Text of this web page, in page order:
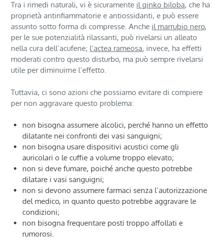
Tra i rimedi naturali, vi è sicuramente il ginko biloba, che ha
proprietà antinfiammatorie e antiossidanti, e può essere
assunto sotto forma di compresse. Anche il marrubio nero,
per le sue potenzialità rilassanti, può rivelarsi un alleato
nella cura dell’acufene; l’actea rameosa, invece, ha effetti
moderati contro questo disturbo, ma può sempre rivelarsi
utile per diminuirne l’effetto.
Tuttavia, ci sono azioni che possiamo evitare di compiere
per non aggravare questo problema:
non bisogna assumere alcolici, perché hanno un effetto
dilatante nei confronti dei vasi sanguigni;
non bisogna usare dispositivi acustici come gli
auricolari o le cuffie a volume troppo elevato;
non si deve fumare, poiché anche questo potrebbe
dilatare i vasi sanguigni;
non si devono assumere farmaci senza l’autorizzazione
del medico, in quanto questo potrebbe aggravare le
condizioni;
non bisogna frequentare posti troppo affollati e
rumorosi.